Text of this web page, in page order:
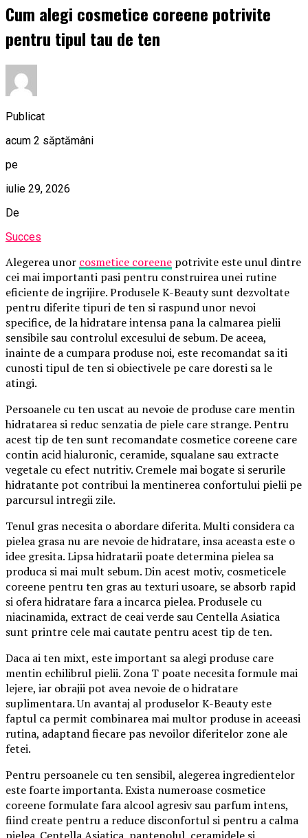
Cum alegi cosmetice coreene potrivite
pentru tipul tau de ten
Publicat
acum 2 săptămâni
pe
iulie 29, 2026
De
Succes
Alegerea unor cosmetice coreene potrivite este unul dintre
cei mai importanti pasi pentru construirea unei rutine
eficiente de ingrijire. Produsele K-Beauty sunt dezvoltate
pentru diferite tipuri de ten si raspund unor nevoi
specifice, de la hidratare intensa pana la calmarea pielii
sensibile sau controlul excesului de sebum. De aceea,
inainte de a cumpara produse noi, este recomandat sa iti
cunosti tipul de ten si obiectivele pe care doresti sa le
atingi.
Persoanele cu ten uscat au nevoie de produse care mentin
hidratarea si reduc senzatia de piele care strange. Pentru
acest tip de ten sunt recomandate cosmetice coreene care
contin acid hialuronic, ceramide, squalane sau extracte
vegetale cu efect nutritiv. Cremele mai bogate si serurile
hidratante pot contribui la mentinerea confortului pielii pe
parcursul intregii zile.
Tenul gras necesita o abordare diferita. Multi considera ca
pielea grasa nu are nevoie de hidratare, insa aceasta este o
idee gresita. Lipsa hidratarii poate determina pielea sa
produca si mai mult sebum. Din acest motiv, cosmeticele
coreene pentru ten gras au texturi usoare, se absorb rapid
si ofera hidratare fara a incarca pielea. Produsele cu
niacinamida, extract de ceai verde sau Centella Asiatica
sunt printre cele mai cautate pentru acest tip de ten.
Daca ai ten mixt, este important sa alegi produse care
mentin echilibrul pielii. Zona T poate necesita formule mai
lejere, iar obrajii pot avea nevoie de o hidratare
suplimentara. Un avantaj al produselor K-Beauty este
faptul ca permit combinarea mai multor produse in aceeasi
rutina, adaptand fiecare pas nevoilor diferitelor zone ale
fetei.
Pentru persoanele cu ten sensibil, alegerea ingredientelor
este foarte importanta. Exista numeroase cosmetice
coreene formulate fara alcool agresiv sau parfum intens,
fiind create pentru a reduce disconfortul si pentru a calma
pielea. Centella Asiatica, pantenolul, ceramidele si